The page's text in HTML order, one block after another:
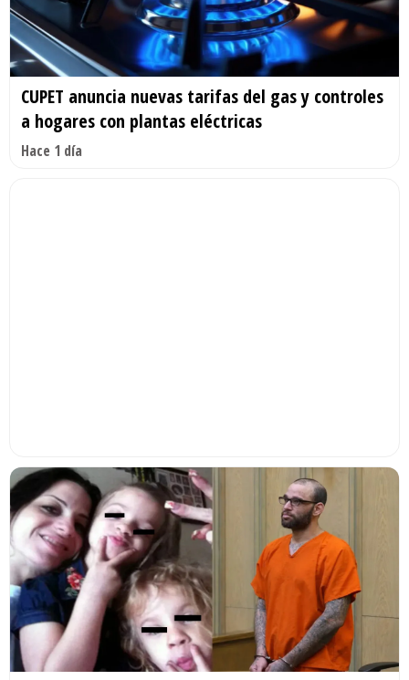
CUPET anuncia nuevas tarifas del gas y controles
a hogares con plantas eléctricas
Hace 1 día